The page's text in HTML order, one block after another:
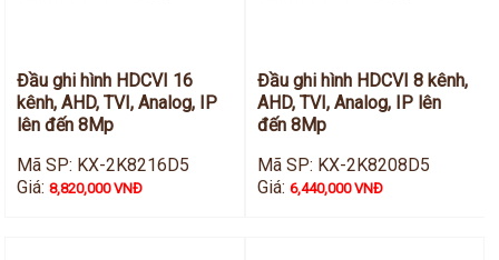
Đầu ghi hình HDCVI 16
kênh, AHD, TVI, Analog, IP
lên đến 8Mp
Mã SP: KX-2K8216D5
Giá:8,820,000 VNĐ
Đầu ghi hình HDCVI 8 kênh,
AHD, TVI, Analog, IP lên
đến 8Mp
Mã SP: KX-2K8208D5
Giá: 6,440,000 VNĐ